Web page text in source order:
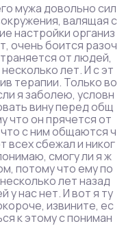
мужа довольно сил
валящая с
настройки организ
очень боится разоч
от людей,
лет. И с эт
терапии. Только во
я заболею, условн
вину перед общ
что он прячется от
с ним общаются ч
всех сбежал и никог
смогу ли я ж
потому что ему по
лет назад
у нас нет. И вот я ту
извините, ес
к этому с пониман